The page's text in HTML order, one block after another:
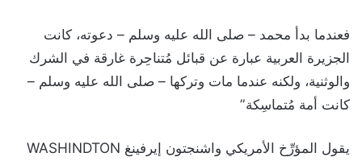
فعندما بدأ محمد – صلى الله عليه وسلم – دعوته، كانت
الجزيرة العربية عبارة عن قبائل مُتناحِرة غارقة في الشرك
والوثنية، ولكنه عندما مات وتركها – صلى الله عليه وسلم –
كانت أمة مُتماسِكة”
يقول المؤرِّخ الأمريكي واشنجتون إيرفينغ WASHINDTON